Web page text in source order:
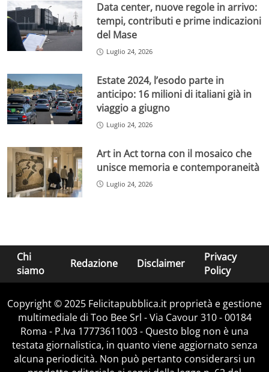
Data center, nuove regole in arrivo:
tempi, contributi e prime indicazioni
del Mase
Luglio 24, 2026
Estate 2024, l’esodo parte in
anticipo: 16 milioni di italiani già in
viaggio a giugno
Luglio 24, 2026
Art in Act torna con il mosaico che
unisce memoria e contemporaneità
Luglio 24, 2026
Chi
siamo
Redazione Disclaimer
Privacy
Policy
Copyright © 2025 Felicitapubblica.it proprietà e gestione
multimediale di Too Bee Srl - Via Cavour 310 - 00184
Roma - P.Iva 17773611003 - Questo blog non è una
testata giornalistica, in quanto viene aggiornato senza
alcuna periodicità. Non può pertanto considerarsi un